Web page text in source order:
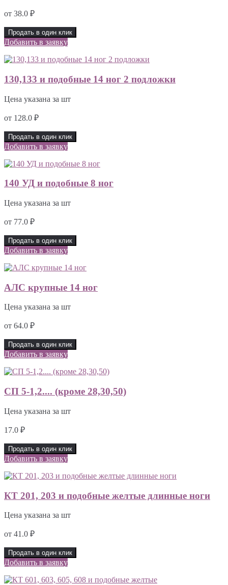
от 38.0 ₽
Продать в один клик
Добавить в заявку
130,133 и подобные 14 ног 2 подложки
Цена указана за шт
от 128.0 ₽
Продать в один клик
Добавить в заявку
140 УД и подобные 8 ног
Цена указана за шт
от 77.0 ₽
Продать в один клик
Добавить в заявку
АЛС крупные 14 ног
Цена указана за шт
от 64.0 ₽
Продать в один клик
Добавить в заявку
СП 5-1,2.... (кроме 28,30,50)
Цена указана за шт
17.0 ₽
Продать в один клик
Добавить в заявку
КТ 201, 203 и подобные желтые длинные ноги
Цена указана за шт
от 41.0 ₽
Продать в один клик
Добавить в заявку